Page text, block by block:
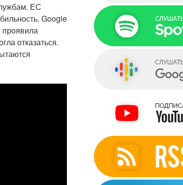
ЕС
Google
проявила
отказаться.